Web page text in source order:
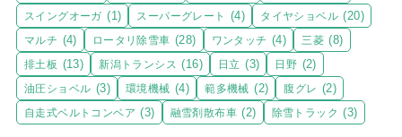
スイングオーガ (1) スーパーグレート (4) タイヤショベル (20)
マルチ (4) ロータリ除雪車 (28) ワンタッチ (4) 三菱 (8)
排土板 (13) 新潟トランシス (16) 日立 (3) 日野 (2)
油圧ショベル (3) 環境機械 (4) 範多機械 (2) 腹グレ (2)
自走式ベルトコンベア (3) 融雪剤散布車 (2) 除雪トラック (3)